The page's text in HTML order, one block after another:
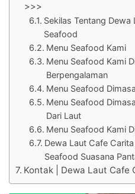
>>>
Sekilas Tentang Dewa
Seafood
Menu Seafood Kami
Menu Seafood Kami
Berpengalaman
Menu Seafood
Menu Seafood
Dari Laut
Menu Seafood Kami
Dewa Laut Cafe
Seafood Suasana
Kontak | Dewa Laut Cafe